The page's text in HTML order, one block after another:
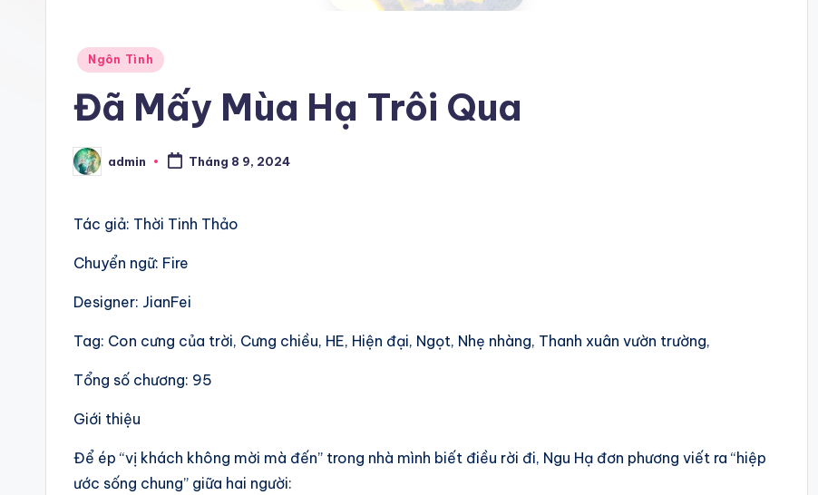
Posted
Ngôn Tình
Đã Mấy Mùa Hạ Trôi Qua
Posted
by
admin Tháng 8 9, 2024
Tác giả: Thời Tinh Thảo
Chuyển ngữ: Fire
Designer: JianFei
Tag: Con cưng của trời, Cưng chiều, HE, Hiện đại, Ngọt, Nhẹ nhàng, Thanh xuân vườn trường,
Tổng số chương: 95
Giới thiệu
Để ép “vị khách không mời mà đến” trong nhà mình biết điều rời đi, Ngu Hạ đơn phương viết ra “hiệp
ước sống chung” giữa hai người: